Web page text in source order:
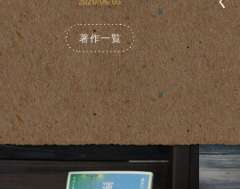
著作一覧